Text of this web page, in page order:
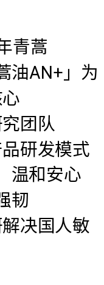
青蒿
油AN+」为
团队
研发模式
温和安心
韧
决国人敏